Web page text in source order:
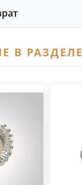
В РАЗДЕЛЕ